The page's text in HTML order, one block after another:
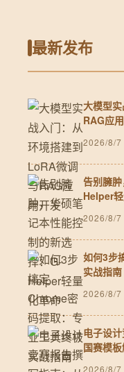
最新发布
大模型
RAG应
2026/8/7
告别臃
Helper
2026/8/7
如何3步
实战指南
2026/8/7
电子设
国赛模
2026/8/7